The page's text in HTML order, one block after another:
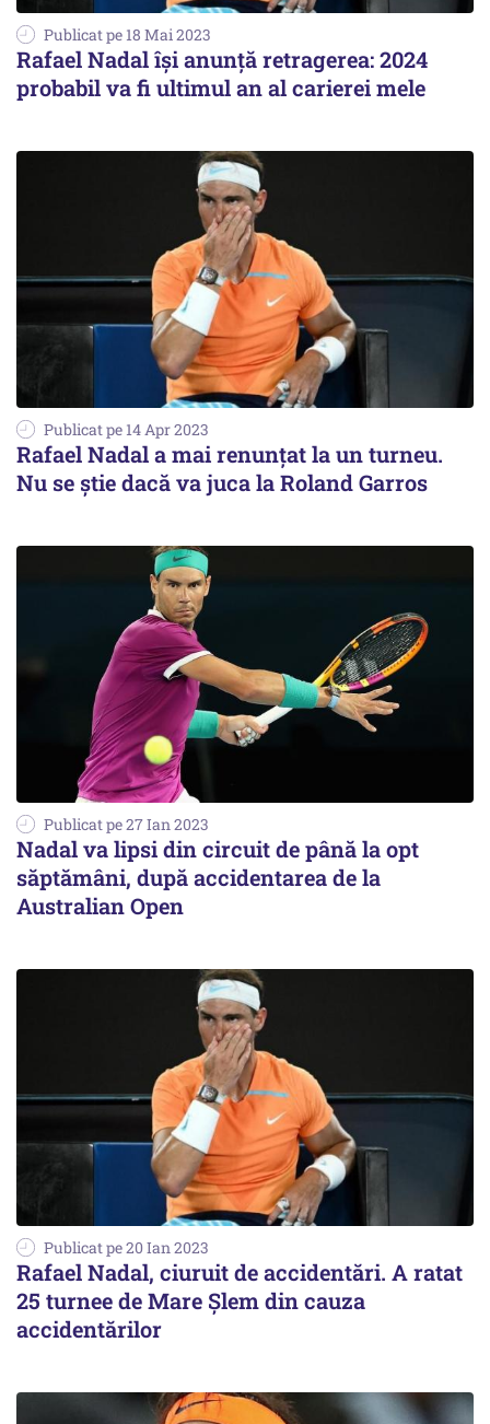
Publicat pe 18 Mai 2023
Rafael Nadal îşi anunţă retragerea: 2024
probabil va fi ultimul an al carierei mele
Publicat pe 14 Apr 2023
Rafael Nadal a mai renunţat la un turneu.
Nu se ştie dacă va juca la Roland Garros
Publicat pe 27 Ian 2023
Nadal va lipsi din circuit de până la opt
săptămâni, după accidentarea de la
Australian Open
Publicat pe 20 Ian 2023
Rafael Nadal, ciuruit de accidentări. A ratat
25 turnee de Mare Şlem din cauza
accidentărilor